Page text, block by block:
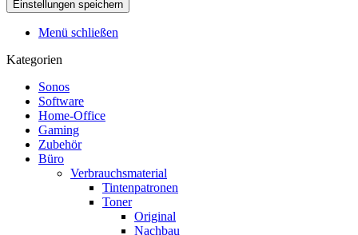
Menü schließen
Kategorien
Sonos
Software
Home-Office
Gaming
Zubehör
Büro
Verbrauchsmaterial
Tintenpatronen
Toner
Original
Nachbau